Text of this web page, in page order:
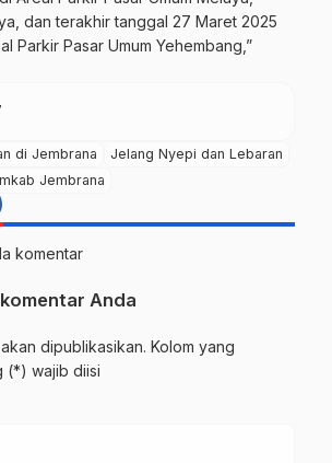
dan terakhir tanggal 27 Maret 2025
Parkir Pasar Umum Yehembang,”
di Jembrana
Jelang Nyepi dan Lebaran
Jembrana
komentar
Anda
dipublikasikan. Kolom yang
(*) wajib diisi